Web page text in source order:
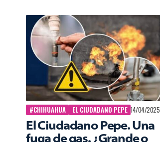
#CHIHUAHUA EL CIUDADANO PEPE 14/04/2025
El Ciudadano Pepe. Una
fuga de gas. ¿Grande o